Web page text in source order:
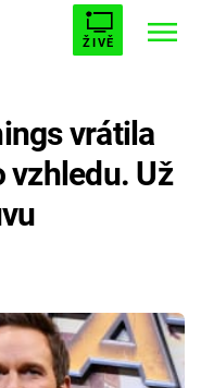
ŽIVĚ
5
vrátila
Už